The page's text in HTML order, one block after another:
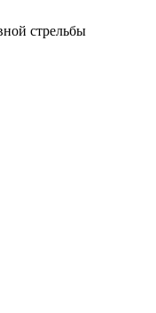
стрельбы